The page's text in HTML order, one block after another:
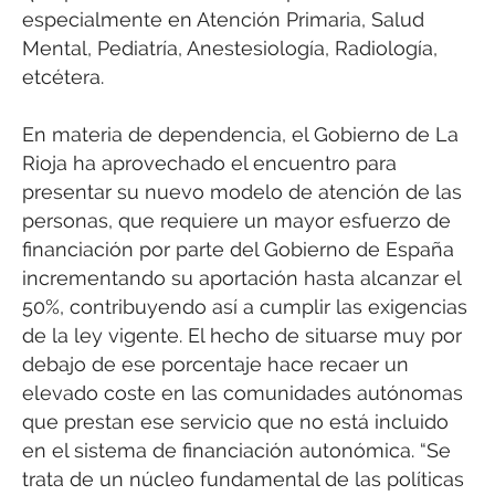
especialmente en Atención Primaria, Salud
Mental, Pediatría, Anestesiología, Radiología,
etcétera.
En materia de dependencia, el Gobierno de La
Rioja ha aprovechado el encuentro para
presentar su nuevo modelo de atención de las
personas, que requiere un mayor esfuerzo de
financiación por parte del Gobierno de España
incrementando su aportación hasta alcanzar el
50%, contribuyendo así a cumplir las exigencias
de la ley vigente. El hecho de situarse muy por
debajo de ese porcentaje hace recaer un
elevado coste en las comunidades autónomas
que prestan ese servicio que no está incluido
en el sistema de financiación autonómica. “Se
trata de un núcleo fundamental de las políticas